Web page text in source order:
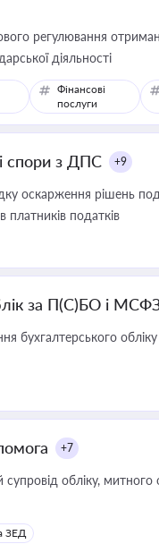
регулювання
діяльності
Фінансові
послуги
спори з ДПС +9
оскарження рішень
платників податків
за П(С)БО і
бухгалтерського
+7
обліку, митного
ЗЕД